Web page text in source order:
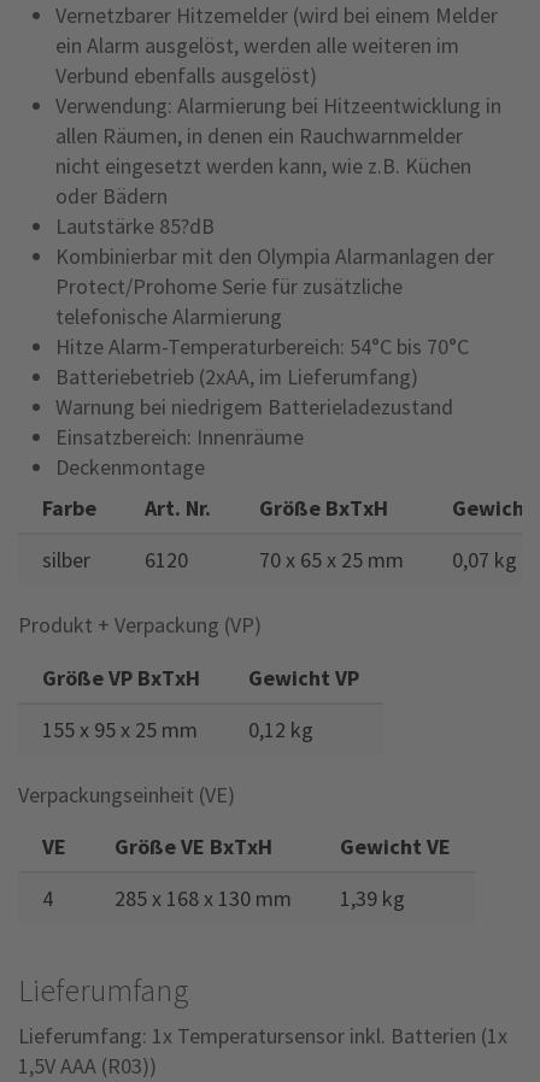
Vernetzbarer Hitzemelder (wird bei einem Melder
ein Alarm ausgelöst, werden alle weiteren im
Verbund ebenfalls ausgelöst)
Verwendung: Alarmierung bei Hitzeentwicklung in
allen Räumen, in denen ein Rauchwarnmelder
nicht eingesetzt werden kann, wie z.B. Küchen
oder Bädern
Lautstärke 85?dB
Kombinierbar mit den Olympia Alarmanlagen der
Protect/Prohome Serie für zusätzliche
telefonische Alarmierung
Hitze Alarm-Temperaturbereich: 54°C bis 70°C
Batteriebetrieb (2xAA, im Lieferumfang)
Warnung bei niedrigem Batterieladezustand
Einsatzbereich: Innenräume
Deckenmontage
Farbe
Art. Nr. Größe BxTxH
Gewicht
silber
6120 70 x 65 x 25 mm 0,07 kg
Produkt + Verpackung (VP)
Größe VP BxTxH
Gewicht VP
155 x 95 x 25 mm
0,12 kg
Verpackungseinheit (VE)
VE
Größe VE BxTxH
Gewicht VE
4
285 x 168 x 130 mm 1,39 kg
Lieferumfang
Lieferumfang: 1x Temperatursensor inkl. Batterien (1x
1,5V AAA (R03))